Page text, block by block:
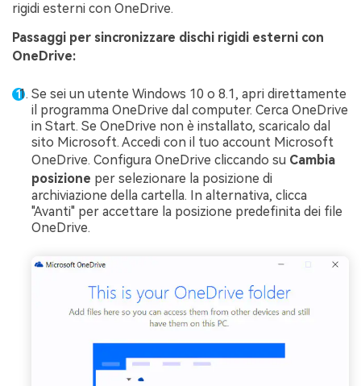
rigidi esterni con OneDrive.
Passaggi per sincronizzare dischi rigidi esterni con
OneDrive:
Se sei un utente Windows 10 o 8.1, apri direttamente
il programma OneDrive dal computer. Cerca OneDrive
in Start. Se OneDrive non è installato, scaricalo dal
sito Microsoft. Accedi con il tuo account Microsoft
OneDrive. Configura OneDrive cliccando su Cambia
posizione per selezionare la posizione di
archiviazione della cartella. In alternativa, clicca
"Avanti" per accettare la posizione predefinita dei file
OneDrive.